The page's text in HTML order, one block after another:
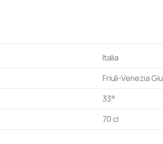
Italia
Friuli-Venezia
33°
70 cl